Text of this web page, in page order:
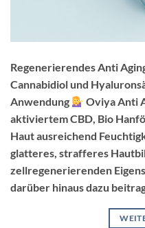
Regenerierendes Anti
Cannabidiol und
Anwendung
Oviya Anti
aktiviertem CBD, Bio
Haut ausreichend
glatteres, strafferes
zellregenerierenden
darüber hinaus dazu